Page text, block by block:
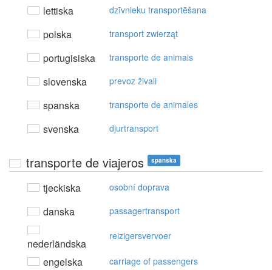
lettiska dzīvnieku transportēšana
polska transport zwierząt
portugisiska transporte de animais
slovenska prevoz živali
spanska transporte de animales
svenska djurtransport
transporte de viajeros spanska
tjeckiska osobní doprava
danska passagertransport
nederländska
reizigersvervoer
engelska carriage of passengers